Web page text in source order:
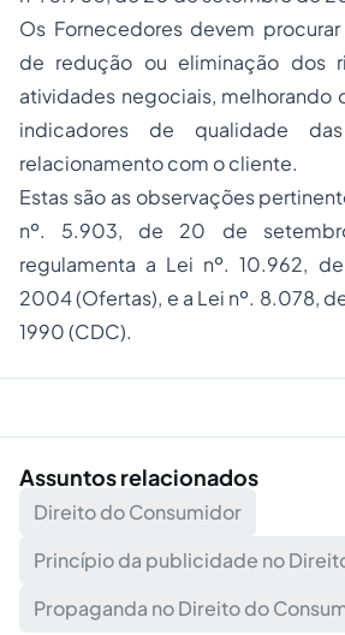
Os Fornecedores devem
de redução ou eliminação dos
atividades negociais, melhorando
indicadores de qualidade
relacionamento com o cliente.
Estas são as observações
nº. 5.903, de 20 de
regulamenta a Lei nº. 10.962,
2004 (Ofertas), e a Lei nº. 8.078,
1990 (CDC).
Assuntos relacionados
Direito do Consumidor
Princípio da publicidade no
Propaganda no Direito do